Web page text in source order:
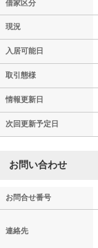
借家区分
現況
入居可能日
取引態様
情報更新日
次回更新予定日
お問い合わせ
お問合せ番号
連絡先